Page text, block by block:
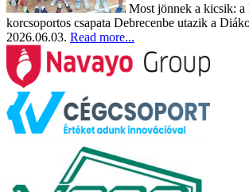
Most jönnek a kicsik:
korcsoportos csapata Debrecenbe utazik a
2026.06.03. Read more...